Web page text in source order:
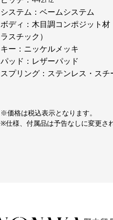
システム：ベームシステム
ボディ：木目調コンポジット材
ラスチック）
キー：ニッケルメッキ
パッド：レザーパッド
スプリング：ステンレス・スチ
※価格は税込表示となります。
※仕様、付属品は予告なしに変更さ